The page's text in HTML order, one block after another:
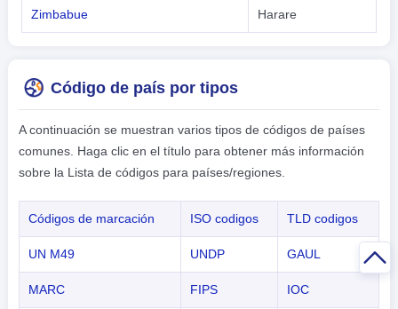
Zimbabue Harare
Código de país por tipos
A continuación se muestran varios tipos de códigos de países
comunes. Haga clic en el título para obtener más información
sobre la Lista de códigos para países/regiones.
Códigos de marcación ISO codigos TLD codigos
UN M49 UNDP GAUL
MARC FIPS IOC